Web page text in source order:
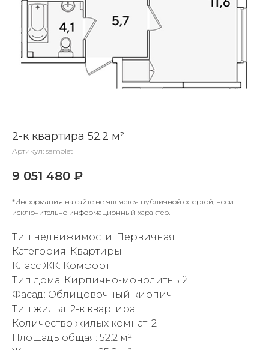
2-к квартира 52.2 м²
Артикул: samolet
9 051 480 ₽
*Информация на сайте не является публичной офертой, носит
исключительно информационный характер.
Тип недвижимости: Первичная
Категория: Квартиры
Класс ЖК: Комфорт
Тип дома: Кирпично-монолитный
Фасад: Облицовочный кирпич
Тип жилья: 2-к квартира
Количество жилых комнат: 2
Площадь общая: 52.2 м²